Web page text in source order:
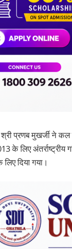
श्री प्रणब मुखर्जी ने
के लिए
दिया गया।